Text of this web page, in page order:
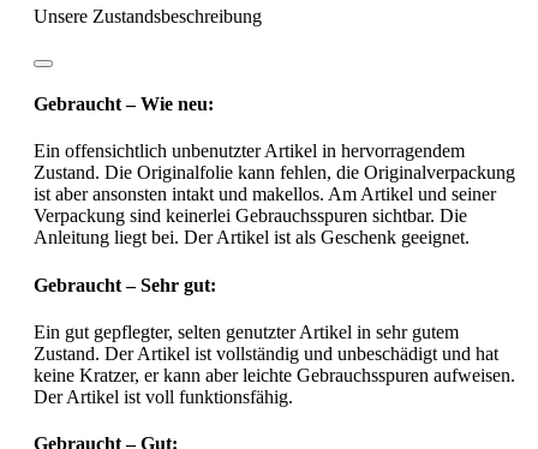
Unsere Zustandsbeschreibung
Gebraucht – Wie neu:
Ein offensichtlich unbenutzter Artikel in hervorragendem
Zustand. Die Originalfolie kann fehlen, die Originalverpackung
ist aber ansonsten intakt und makellos. Am Artikel und seiner
Verpackung sind keinerlei Gebrauchsspuren sichtbar. Die
Anleitung liegt bei. Der Artikel ist als Geschenk geeignet.
Gebraucht – Sehr gut:
Ein gut gepflegter, selten genutzter Artikel in sehr gutem
Zustand. Der Artikel ist vollständig und unbeschädigt und hat
keine Kratzer, er kann aber leichte Gebrauchsspuren aufweisen.
Der Artikel ist voll funktionsfähig.
Gebraucht – Gut: